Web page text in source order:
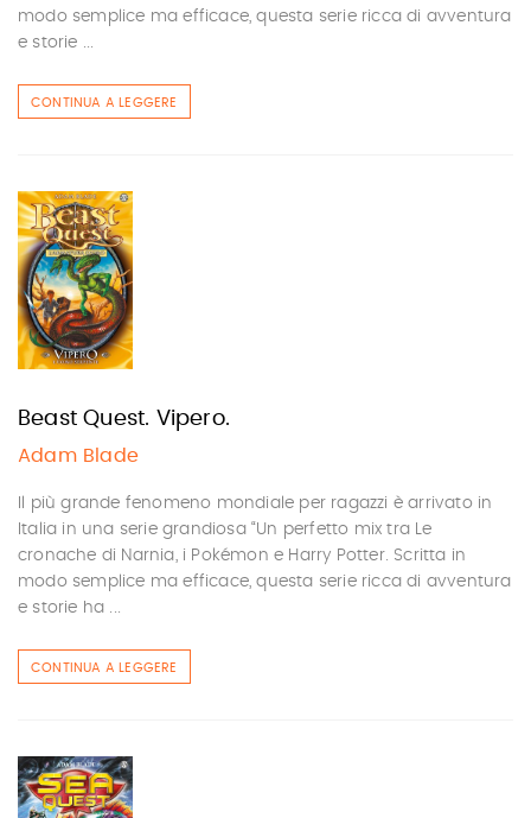
modo semplice ma efficace, questa serie ricca di avventura
e storie ...
CONTINUA A LEGGERE
Beast Quest. Vipero.
Adam Blade
Il più grande fenomeno mondiale per ragazzi è arrivato in
Italia in una serie grandiosa “Un perfetto mix tra Le
cronache di Narnia, i Pokémon e Harry Potter. Scritta in
modo semplice ma efficace, questa serie ricca di avventura
e storie ha ...
CONTINUA A LEGGERE